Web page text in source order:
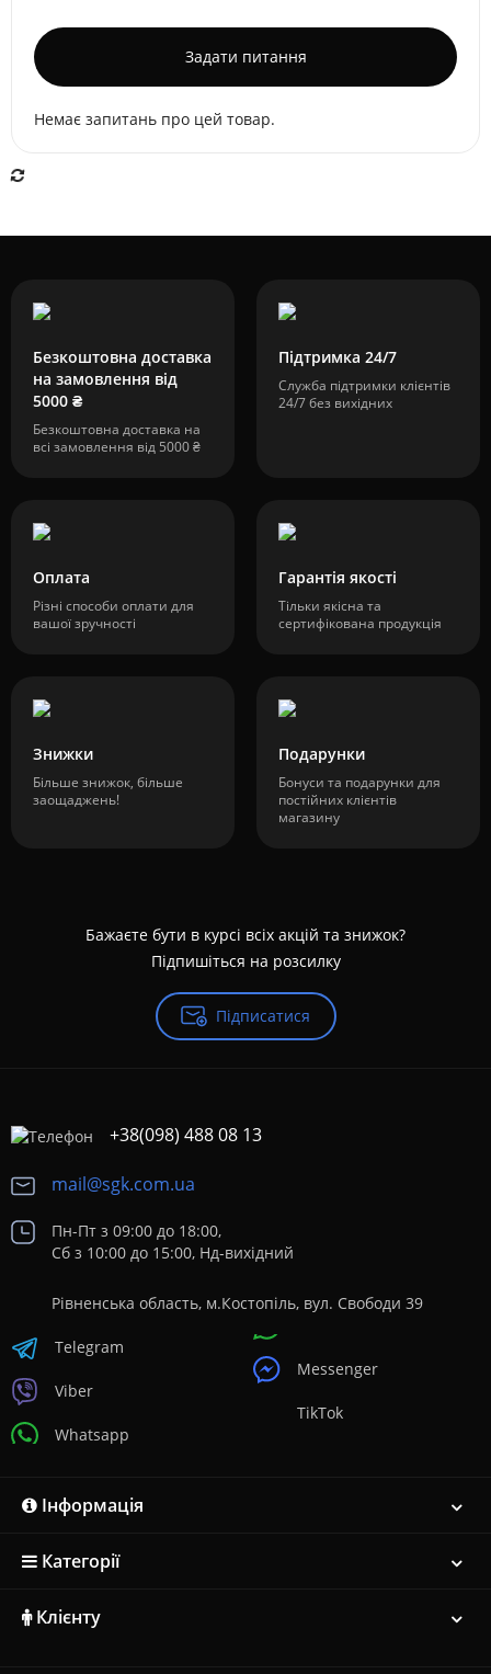
Задати питання
Немає запитань про цей товар.
Безкоштовна доставка
на замовлення від
5000 ₴
Безкоштовна доставка на
всі замовлення від 5000 ₴
Підтримка 24/7
Служба підтримки клієнтів
24/7 без вихідних
Оплата
Різні способи оплати для
вашої зручності
Гарантія якості
Тільки якісна та
сертифікована продукція
Знижки
Більше знижок, більше
заощаджень!
Подарунки
Бонуси та подарунки для
постійних клієнтів
магазину
Бажаєте бути в курсі всіх акцій та знижок?
Підпишіться на розсилку
Підписатися
+38(098) 488 08 13
mail@sgk.com.ua
Пн-Пт з 09:00 до 18:00,
Сб з 10:00 до 15:00, Нд-вихідний
Рівненська область, м.Костопіль, вул. Свободи 39
Telegram
Viber
Whatsapp
Messenger
TikTok
Інформація
Категорії
Клієнту